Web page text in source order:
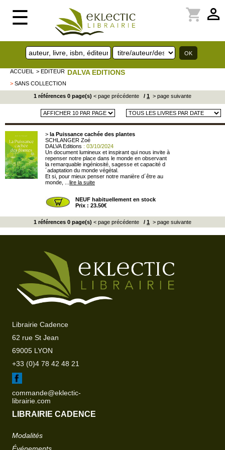
☰ perm_identity
shopping_cart
ACCUEIL > EDITEUR DALVA EDITIONS
> SANS COLLECTION
1 références 0 page(s) < page précédente / 1 > page suivante
> la Puissance cachée des plantes
SCHLANGER Zoé
DALVA Editions : 03/10/2024
Un document lumineux et inspirant qui nous invite à
repenser notre place dans le monde en observant
la remarquable ingéniosité, sagesse et capacité d
´adaptation du monde végétal.
Et si, pour mieux penser notre manière d´être au
monde, ... lire la suite
NEUF habituellement en stock
Prix : 23.50€
1 références 0 page(s) < page précédente / 1 > page suivante
Librairie Cadence
62 rue St Jean
69005 LYON
+33 (0)4 78 42 48 21
commande@eklectic-
librairie.com
LIBRAIRIE CADENCE
Modalités